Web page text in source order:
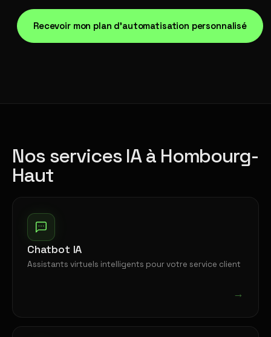
Recevoir mon plan d'automatisation personnalisé
Nos services IA à Hombourg-
Haut
Chatbot IA
Assistants virtuels intelligents pour votre service client
→